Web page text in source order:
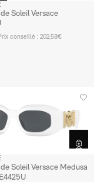
Soleil Versace
conseillé : 202,58€
Soleil Versace Medusa